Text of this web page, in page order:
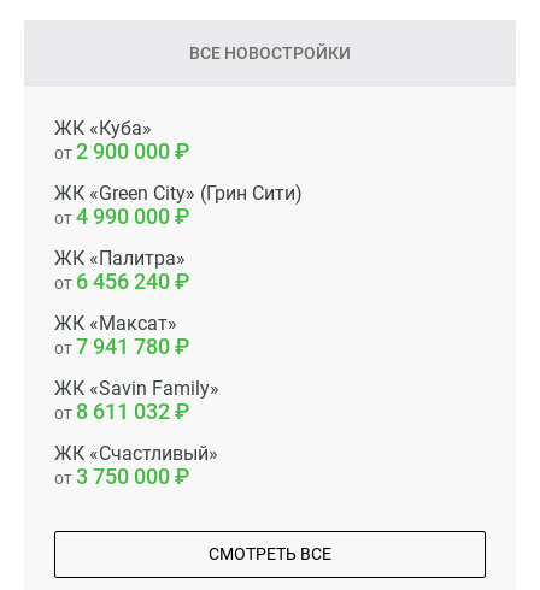
ВСЕ НОВОСТРОЙКИ
ЖК «Куба»
от2 900 000
ЖК «Green City» (Грин Сити)
от4 990 000
ЖК «Палитра»
от 6 456 240
ЖК «Максат»
от7 941 780
ЖК «Savin Family»
от 8 611 032
ЖК «Счастливый»
от3 750 000
СМОТРЕТЬ ВСЕ